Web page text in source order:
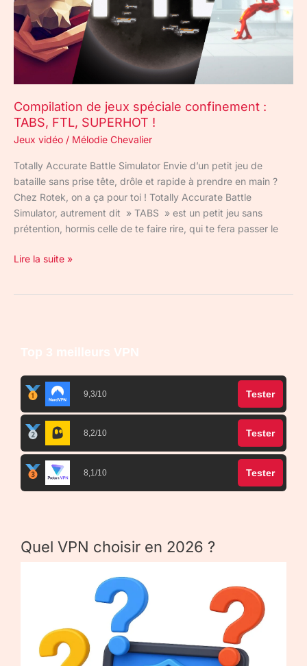
Compilation de jeux spéciale confinement :
TABS, FTL, SUPERHOT !
Jeux vidéo / Mélodie Chevalier
Totally Accurate Battle Simulator Envie d’un petit jeu de
bataille sans prise tête, drôle et rapide à prendre en main ?
Chez Rotek, on a ça pour toi ! Totally Accurate Battle
Simulator, autrement dit » TABS » est un petit jeu sans
prétention, hormis celle de te faire rire, qui te fera passer le
FTL,
SUPERHOT
!
Lire la suite »
Top 3 meilleurs VPN
9,3/10 Tester
8,2/10 Tester
8,1/10 Tester
Quel VPN choisir en 2026 ?